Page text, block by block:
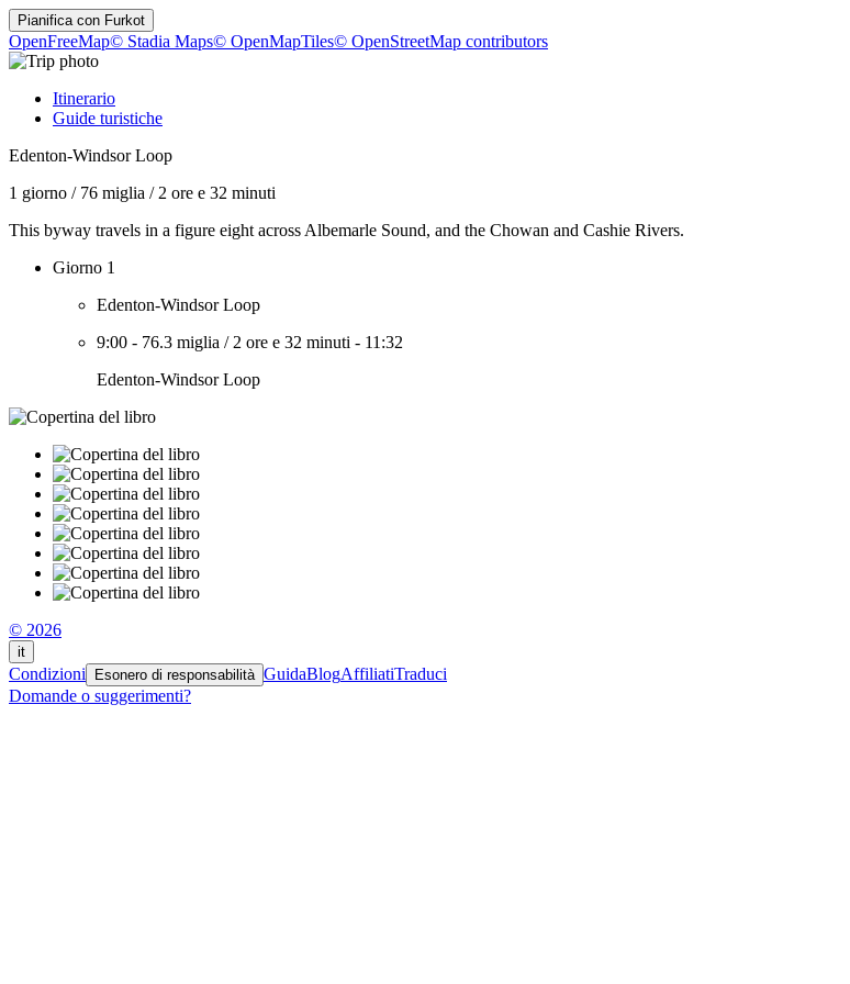
Pianifica con Furkot
OpenFreeMap© Stadia Maps© OpenMapTiles© OpenStreetMap contributors
Itinerario
Guide turistiche
Edenton-Windsor Loop
1 giorno / 76 miglia / 2 ore e 32 minuti
This byway travels in a figure eight across Albemarle Sound, and the Chowan and Cashie Rivers.
Giorno 1
Edenton-Windsor Loop
9:00 - 76.3 miglia / 2 ore e 32 minuti - 11:32
Edenton-Windsor Loop
© 2026
it
Condizioni Esonero di responsabilità GuidaBlogAffiliatiTraduci
Domande o suggerimenti?